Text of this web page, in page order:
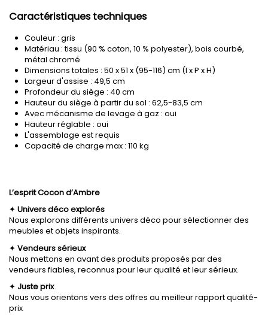
Caractéristiques techniques
Couleur : gris
Matériau : tissu (90 % coton, 10 % polyester), bois courbé,
métal chromé
Dimensions totales : 50 x 51 x (95-116) cm (l x P x H)
Largeur d'assise : 49,5 cm
Profondeur du siège : 40 cm
Hauteur du siège à partir du sol : 62,5-83,5 cm
Avec mécanisme de levage à gaz : oui
Hauteur réglable : oui
L'assemblage est requis
Capacité de charge max : 110 kg
L’esprit Cocon d’Ambre
✦ Univers déco explorés
Nous explorons différents univers déco pour sélectionner des
meubles et objets inspirants.
✦ Vendeurs sérieux
Nous mettons en avant des produits proposés par des
vendeurs fiables, reconnus pour leur qualité et leur sérieux.
✦ Juste prix
Nous vous orientons vers des offres au meilleur rapport qualité-
prix